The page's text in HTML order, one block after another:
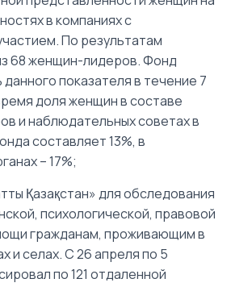
в компаниях с
По результатам
68 женщин-лидеров. Фонд
показателя в течение 7
доля женщин в составе
и наблюдательных советах в
составляет 13%, в
– 17%;
Қазақстан» для обследования
психологической, правовой
гражданам, проживающим в
и селах. С 26 апреля по 5
по 121 отдаленной